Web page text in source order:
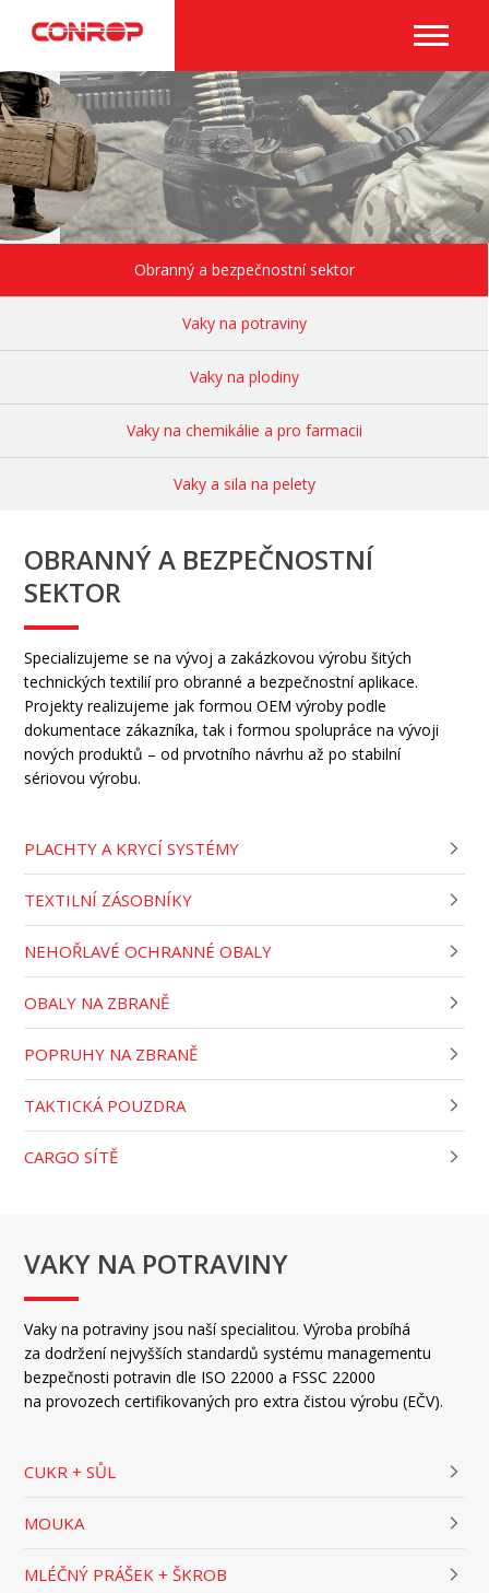
Obranný a bezpečnostní sektor
Vaky na potraviny
Vaky na plodiny
Vaky na chemikálie a pro farmacii
Vaky a sila na pelety
OBRANNÝ A BEZPEČNOSTNÍ
SEKTOR
Specializujeme se na vývoj a zakázkovou výrobu šitých
technických textilií pro obranné a bezpečnostní aplikace.
Projekty realizujeme jak formou OEM výroby podle
dokumentace zákazníka, tak i formou spolupráce na vývoji
nových produktů – od prvotního návrhu až po stabilní
sériovou výrobu.
PLACHTY A KRYCÍ SYSTÉMY
TEXTILNÍ ZÁSOBNÍKY
NEHOŘLAVÉ OCHRANNÉ OBALY
OBALY NA ZBRANĚ
POPRUHY NA ZBRANĚ
TAKTICKÁ POUZDRA
CARGO SÍTĚ
VAKY NA POTRAVINY
Vaky na potraviny jsou naší specialitou. Výroba probíhá
za dodržení nejvyšších standardů systému managementu
bezpečnosti potravin dle ISO 22000 a FSSC 22000
na provozech certifikovaných pro extra čistou výrobu (EČV).
CUKR + SŮL
MOUKA
MLÉČNÝ PRÁŠEK + ŠKROB